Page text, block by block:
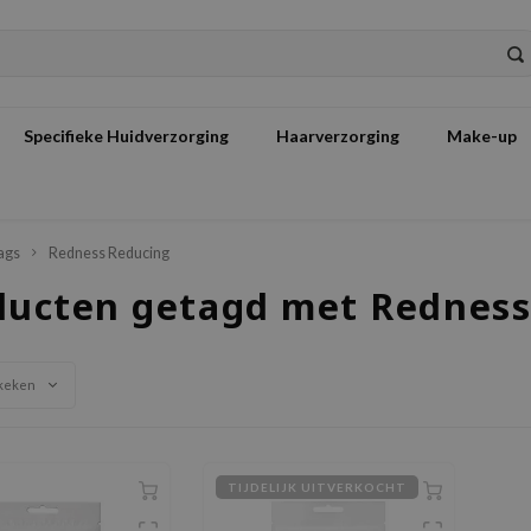
Specifieke Huidverzorging Haarverzorging Make-up
Redness Reducing
getagd met
TIJDELIJK UITVERKOCHT